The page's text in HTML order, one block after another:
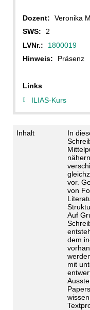
Dozent:
Veronika
SWS:
2
LVNr.:
1800019
Hinweis:
Präsenz
Links
ILIAS-Kurs
Inhalt
In
vor.
von
Auf
dem
mit